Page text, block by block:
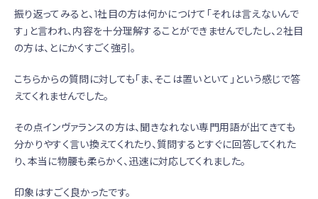
振り返ってみると、1社目の方は何かにつけて「それは言えないんで
す」と言われ、内容を十分理解することができませんでしたし、2社目
の方は、とにかくすごく強引。
こちらからの質問に対しても「ま、そこは置いといて」という感じで答
えてくれませんでした。
その点インヴァランスの方は、聞きなれない専門用語が出てきても
分かりやすく言い換えてくれたり、質問するとすぐに回答してくれた
り、本当に物腰も柔らかく、迅速に対応してくれました。
印象はすごく良かったです。